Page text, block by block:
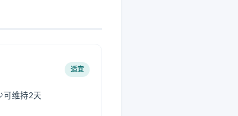
适宜
可维持2天